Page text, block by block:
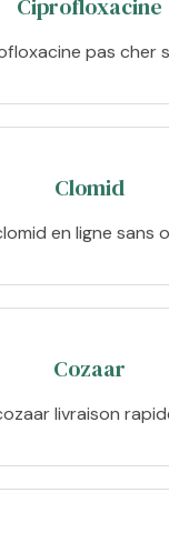
Ciprofloxacine
pas cher
Clomid
en ligne sans
Cozaar
livraison